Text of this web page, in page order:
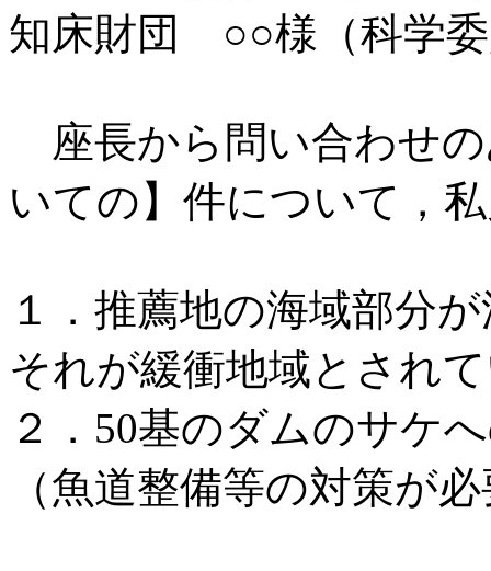
知床財団 ○○様（科学
座長から問い合わせ
いての】件について，
１．推薦地の海域部分
それが緩衝地域とされ
２．50基のダムのサケ
（魚道整備等の対策が